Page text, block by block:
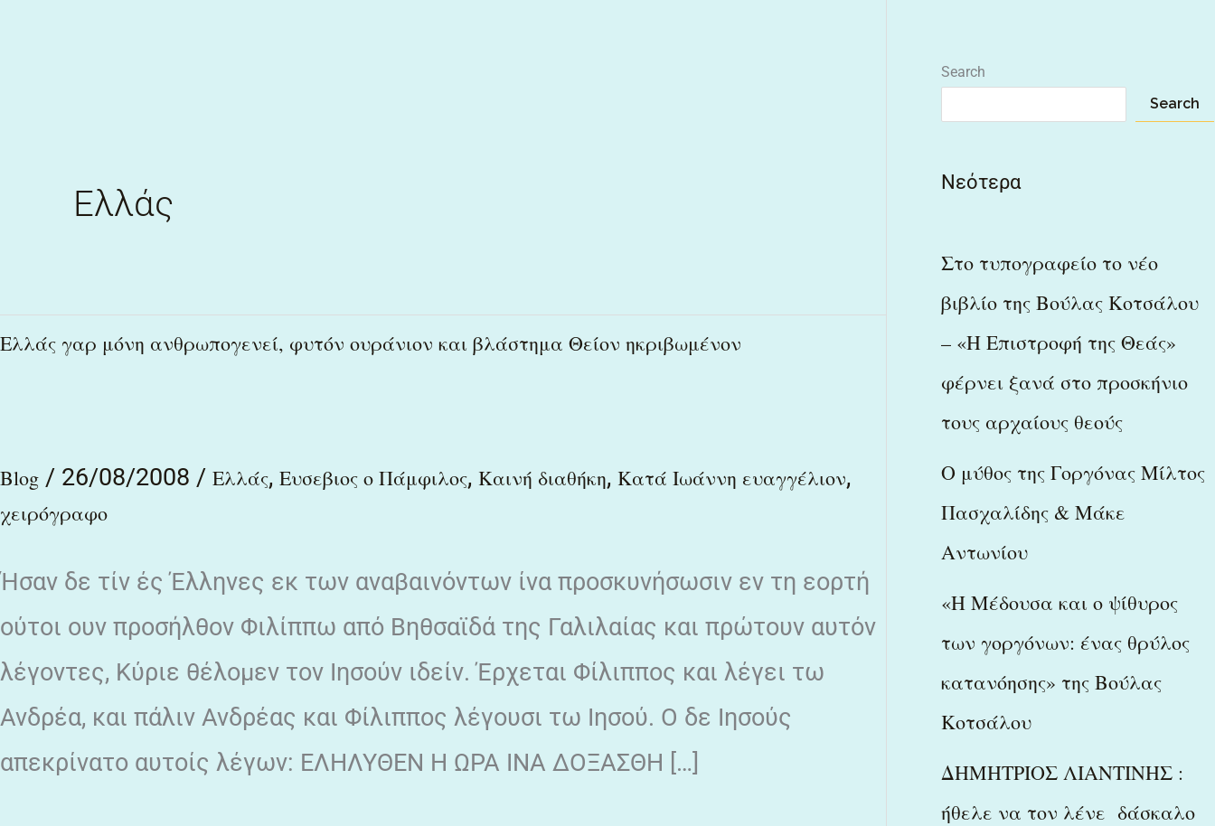
Ελλάς
Ελλάς γαρ μόνη ανθρωπογενεί, φυτόν ουράνιον και βλάστημα Θείον ηκριβωμένον
Blog / 26/08/2008 / Ελλάς, Ευσεβιος ο Πάμφιλος, Καινή διαθήκη, Κατά Ιωάννη ευαγγέλιον,
χειρόγραφο
Ήσαν δε τίν ές Έλληνες εκ των αναβαινόντων ίνα προσκυνήσωσιν εν τη εορτή
ούτοι ουν προσήλθον Φιλίππω από Βηθσαϊδά της Γαλιλαίας και πρώτουν αυτόν
λέγοντες, Κύριε θέλομεν τον Ιησούν ιδείν. Έρχεται Φίλιππος και λέγει τω
Ανδρέα, και πάλιν Ανδρέας και Φίλιππος λέγουσι τω Ιησού. Ο δε Ιησούς
απεκρίνατο αυτοίς λέγων: ΕΛΗΛΥΘΕΝ Η ΩΡΑ ΙΝΑ ΔΟΞΑΣΘΗ […]
Ελλάς
φυτόν
ουράνιον
βλάστημα
Θείον
ηκριβωμένον
Search
Search
Νεότερα
Στο τυπογραφείο το νέο
βιβλίο της Βούλας Κοτσάλου
– «Η Επιστροφή της Θεάς»
φέρνει ξανά στο προσκήνιο
τους αρχαίους θεούς
Ο μύθος της Γοργόνας Μίλτος
Πασχαλίδης & Μάκε
Αντωνίου
«Η Μέδουσα και ο ψίθυρος
των γοργόνων: ένας θρύλος
κατανόησης» της Βούλας
Κοτσάλου
ΔΗΜΗΤΡΙΟΣ ΛΙΑΝΤΙΝΗΣ :
ήθελε να τον λένε δάσκαλο